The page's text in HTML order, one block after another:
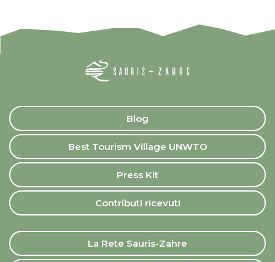
Blog
Best Tourism Village UNWTO
Press Kit
Contributi ricevuti
La Rete Sauris-Zahre